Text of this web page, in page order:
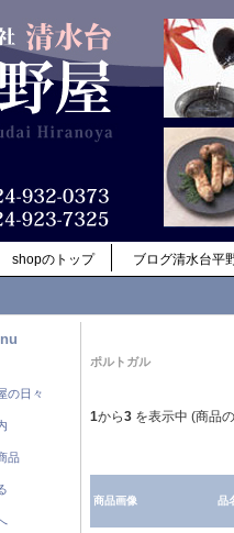
shopのトップ ブログ清水台平
の日々
品
ポルトガル
1から3 を表示中 (商品
商品画像 品